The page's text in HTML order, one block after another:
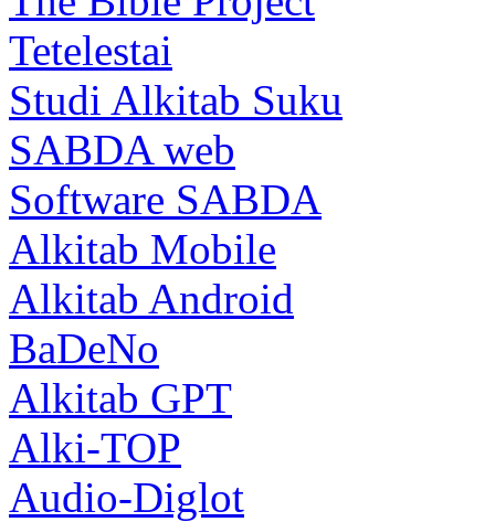
Tetelestai
Studi Alkitab Suku
SABDA web
Software SABDA
Alkitab Mobile
Alkitab Android
BaDeNo
Alkitab GPT
Alki-TOP
Audio-Diglot